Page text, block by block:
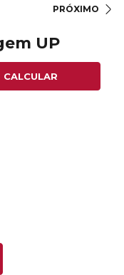
PRÓXIMO
UP
CALCULAR